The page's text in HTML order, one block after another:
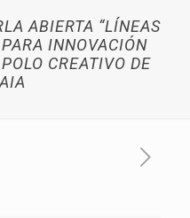
ABIERTA “LÍNEAS
INNOVACIÓN
CREATIVO DE